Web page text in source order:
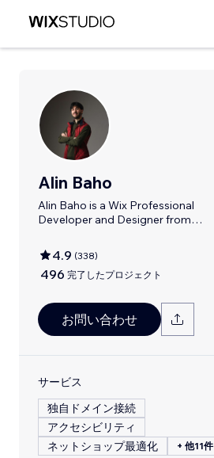
Alin Baho
Alin Baho is a Wix Professional
Developer and Designer from
4.9 (338)
496 完了したプロジェクト
お問い合わせ
サービス
独自ドメイン接続
アクセシビリティ
ネットショップ最適化
+ 他11件